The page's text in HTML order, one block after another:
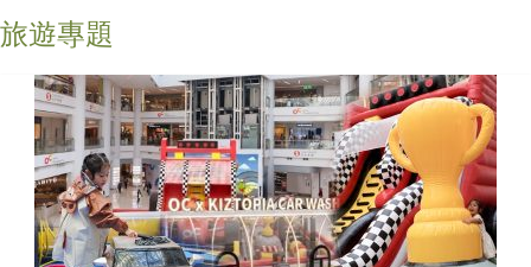
旅遊專題